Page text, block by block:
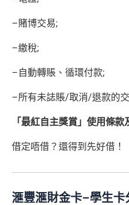
–賭博交易;
–繳稅;
– 自動轉賬、循環付款;
–所有未誌賬/取消/退款的
「最紅自主獎賞」使用條
借定唔借？還得到先好借！
滙豐滙財金卡–學生卡